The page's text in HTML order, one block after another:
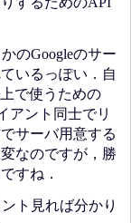
のGoogleのサー
いるっぽい．自
で使うための
アント同士でリ
サーバ用意する
なのですが，勝
すね．
ト見れば分かり